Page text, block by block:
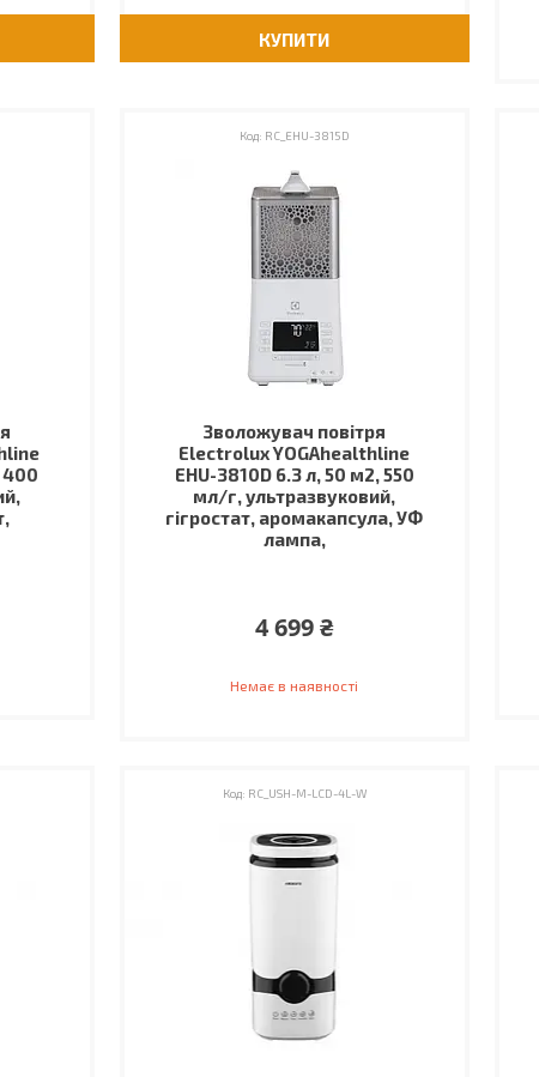
КУПИТИ
400
RC_EHU-3815D
Зволожувач повітря
Electrolux YOGAhealthline
EHU-3810D 6.3 л, 50 м2, 550
мл/г, ультразвуковий,
гігростат, аромакапсула, УФ
лампа,
4 699 ₴
Немає в наявності
RC_USH-M-LCD-4L-W